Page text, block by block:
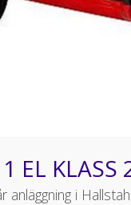
EL KLASS
anläggning i